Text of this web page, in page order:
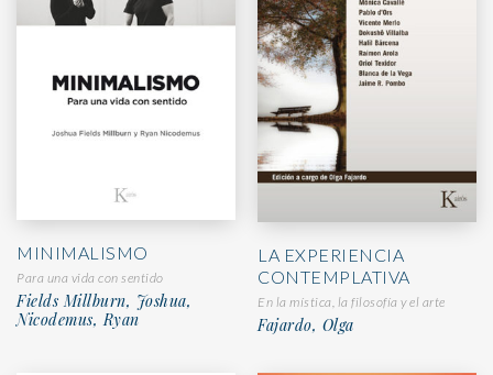
MINIMALISMO
Para una vida con sentido
Fields Millburn, Joshua,
Nicodemus, Ryan
LA EXPERIENCIA
CONTEMPLATIVA
En la mística, la filosofía y el arte
Fajardo, Olga